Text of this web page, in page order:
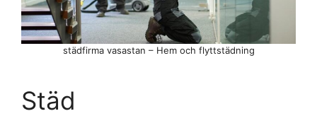
Städ
städfirma vasastan – Hem och flyttstädning